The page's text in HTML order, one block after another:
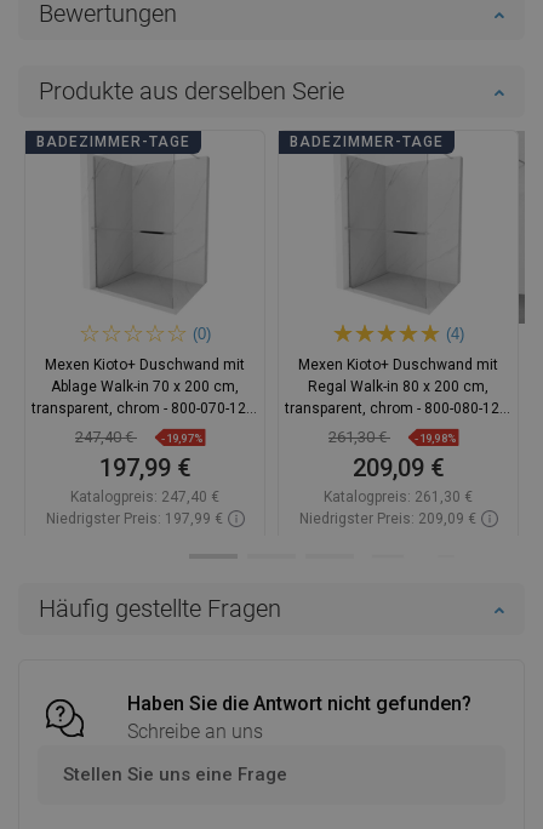
Häufig gestellte Fragen
Haben Sie die Antwort nicht gefunden?
Schreibe an uns
Stellen Sie uns eine Frage
Bewertungen
Produkte aus derselben Serie
BADEZIMMER-TAGE
(0)
Mexen Kioto+ Duschwand mit
Ablage Walk-in 70 x 200 cm,
transparent, chrom - 800-070-121-
01-00
247,40 € -19,97%
197,99 €
Katalogpreis: 247,40 €
Niedrigster Preis: 197,99 €
BADEZIMMER-TAGE
(4)
Mexen Kioto+ Duschwand mit
Regal Walk-in 80 x 200 cm,
transparent, chrom - 800-080-121-
01-00
261,30 € -19,98%
209,09 €
Katalogpreis: 261,30 €
Niedrigster Preis: 209,09 €